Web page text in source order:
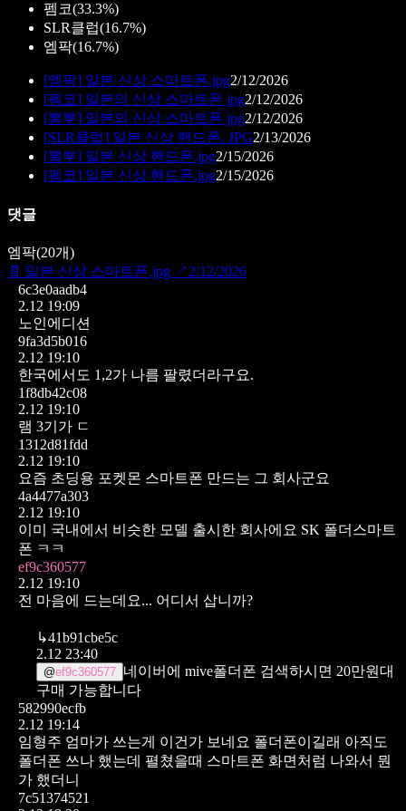
펨코(33.3%)
SLR클럽(16.7%)
엠팍(16.7%)
[엠팍] 일본 신상 스마트폰.jpg2/12/2026
[펨코] 일본의 신상 스마트폰 jpg2/12/2026
[뽐뿌] 일본의 신상 스마트폰 jpg2/12/2026
[SLR클럽] 일본 신상 핸드폰. JPG2/13/2026
[뽐뿌] 일본 신상 핸드폰.jpg2/15/2026
[펨코] 일본 신상 핸드폰.jpg2/15/2026
댓글
엠팍(20개)
📄 일본 신상 스마트폰.jpg ↗ 2/12/2026
6c3e0aadb4
2.12 19:09
노인에디션
9fa3d5b016
2.12 19:10
한국에서도 1,2가 나름 팔렸더라구요.
1f8db42c08
2.12 19:10
램 3기가 ㄷ
1312d81fdd
2.12 19:10
요즘 초딩용 포켓몬 스마트폰 만드는 그 회사군요
4a4477a303
2.12 19:10
이미 국내에서 비슷한 모델 출시한 회사에요 SK 폴더스마트
폰 ㅋㅋ
ef9c360577
2.12 19:10
전 마음에 드는데요... 어디서 삽니까?
↳41b91cbe5c
2.12 23:40
@ef9c360577 네이버에 mive폴더폰 검색하시면 20만원대
구매 가능합니다
582990ecfb
2.12 19:14
임형주 엄마가 쓰는게 이건가 보네요 폴더폰이길래 아직도
폴더폰 쓰나 했는데 펼쳤을때 스마트폰 화면처럼 나와서 뭔
가 했더니
7c51374521